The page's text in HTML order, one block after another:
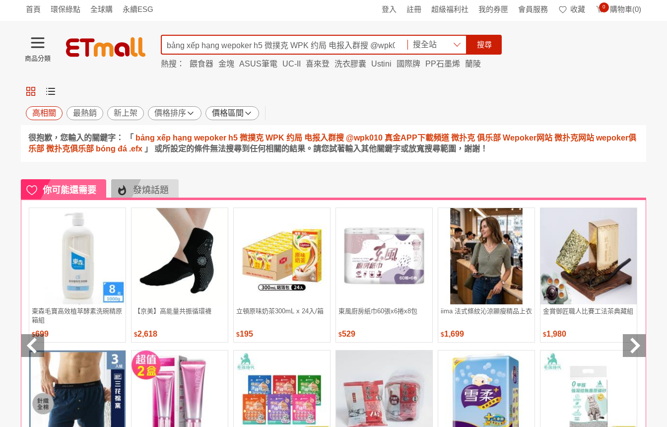
首頁 環保綠點 全球購 永續ESG 登入 註冊 超級福利社 我的券匣 會員服務 收藏 0 購物車(0)
商品分類
旅遊
寵物
保健
用品 機能
窈窕
日用
紙品 清潔
口腔
鍋具
杯瓶 廚衛
休閒
寢具
家具 收納
宗教
Apple
小米 手機平板
穿戴
季節
電玩
耳機
美髮
搜全站 搜尋
熱搜： 餵食器 金塊 ASUS筆電 UC-II 喜來登 洗衣膠囊 Ustini 國際牌 PP石墨烯 蘭陵
高相關 最熱銷 新上架 價格排序 價格區間
很抱歉，您輸入的關鍵字： 「 bảng xếp hạng wepoker h5 微撲克 WPK 约局 电报入群搜 @wpk010 真金APP下載頻道 微扑克 俱乐部 Wepoker网站 微扑克网站 wepoker俱
乐部 微扑克俱乐部 bóng đá .efx 」 或所設定的條件無法搜尋到任何相關的結果。請您試著輸入其他關鍵字或放寬搜尋範圍，謝謝！
你可能還需要 發燒話題
東森毛寶高效植萃酵素洗碗精原
箱組
$699
【京美】高能量共振循環襪
$2,618
立頓原味奶茶300mL x 24入/箱
$195
東風廚房紙巾60張x6捲x8包
$529
iima 法式條紋沁涼顯瘦精品上衣
$1,699
金賞御匠職人比賽工法茶典藏組
$1,980 $1,560